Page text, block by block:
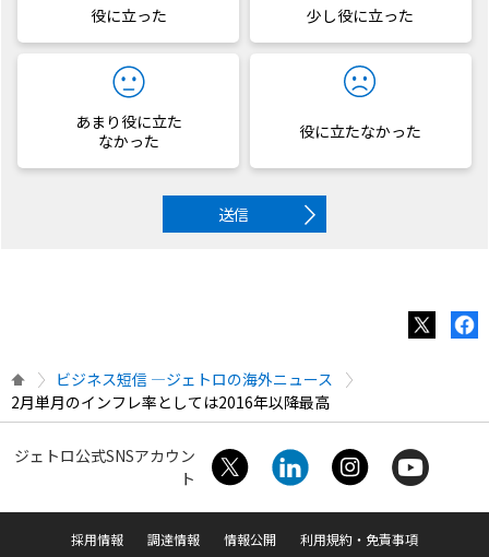
役に立った 少し役に立った
あまり役に立た
なかった
役に立たなかった
送信
ビジネス短信 ―ジェトロの海外ニュース
2月単月のインフレ率としては2016年以降最高
ジェトロ公式SNSアカウン
ト
採用情報 調達情報 情報公開 利用規約・免責事項